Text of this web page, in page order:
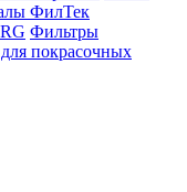
ФилТек
Фильтры
покрасочных